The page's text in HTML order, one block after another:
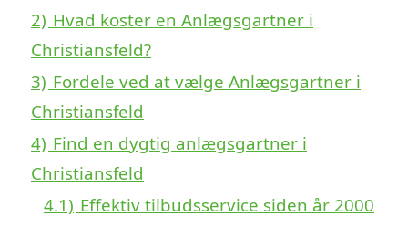
2) Hvad koster en Anlægsgartner i
Christiansfeld?
3) Fordele ved at vælge Anlægsgartner i
Christiansfeld
4) Find en dygtig anlægsgartner i
Christiansfeld
4.1) Effektiv tilbudsservice siden år 2000